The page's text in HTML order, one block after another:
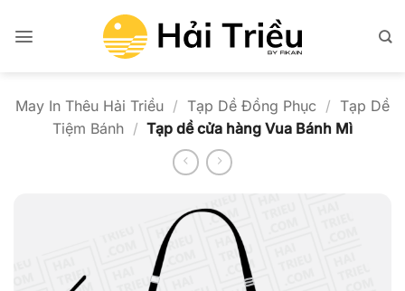
qua
May In Thêu Hải Triều / Tạp Dề Đồng Phục / Tạp Dề
Tiệm Bánh / Tạp dề cửa hàng Vua Bánh Mì